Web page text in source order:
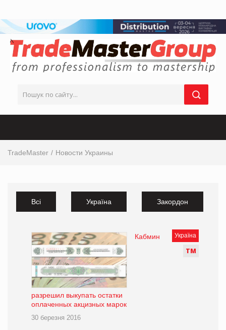
TradeMaster Новости Украины
Всі Україна Закордон
Україна
ТМ
Кабмин
разрешил выкупать остатки
оплаченных акцизных марок
30 березня 2016